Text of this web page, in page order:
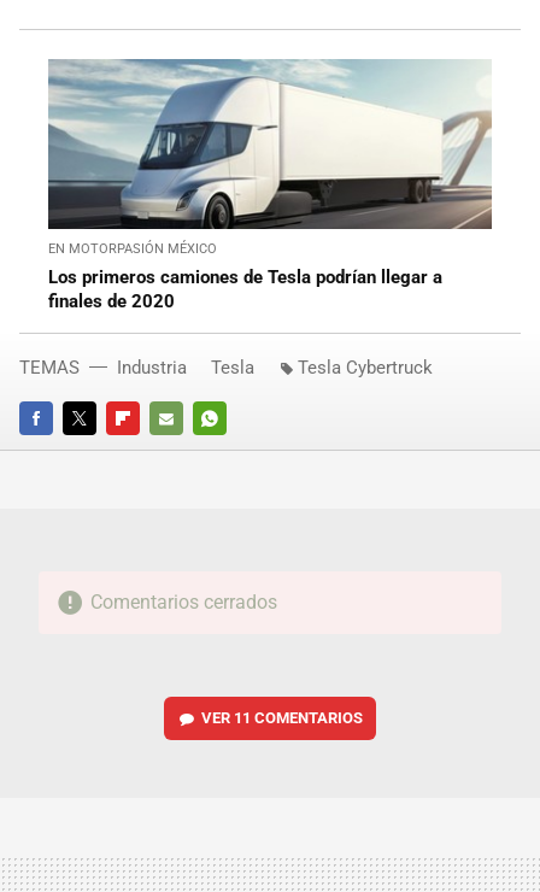
EN MOTORPASIÓN MÉXICO
Los primeros camiones de Tesla podrían llegar a
finales de 2020
FACEBOOKTWITTERFLIPBOARD
E-
WHATSAPP
TEMAS Industria Tesla Tesla Cybertruck
Comentarios cerrados
VER 11 COMENTARIOS